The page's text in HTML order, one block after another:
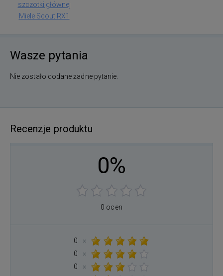
szczotki głównej
Miele Scout RX1
Wasze pytania
Nie zostało dodane żadne pytanie.
Recenzje produktu
0%
0 ocen
0
×
0
×
0
×